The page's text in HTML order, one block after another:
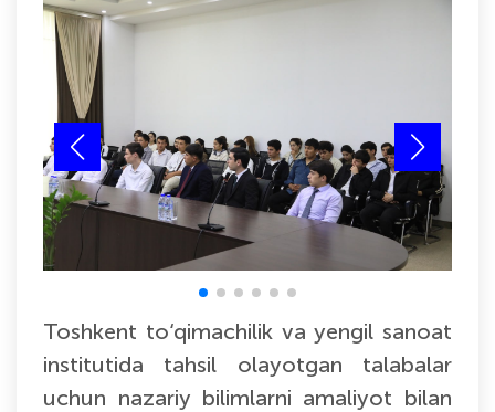
Toshkent to‘qimachilik va yengil sanoat
institutida tahsil olayotgan talabalar
uchun nazariy bilimlarni amaliyot bilan